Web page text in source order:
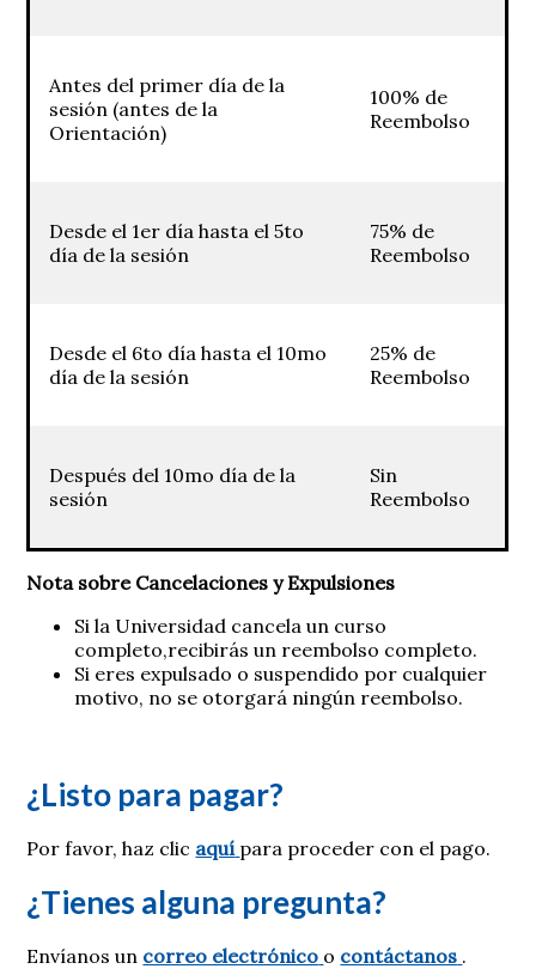
Antes del primer día de la
sesión (antes de la
Orientación)
100% de
Reembolso
Desde el 1er día hasta el 5to
día de la sesión
75% de
Reembolso
Desde el 6to día hasta el 10mo
día de la sesión
25% de
Reembolso
Después del 10mo día de la
sesión
Sin
Reembolso
Nota sobre Cancelaciones y Expulsiones
Si la Universidad cancela un curso
completo,recibirás un reembolso completo.
Si eres expulsado o suspendido por cualquier
motivo, no se otorgará ningún reembolso.
¿Listo para pagar?
Por favor, haz clic aquí para proceder con el pago.
¿Tienes alguna pregunta?
Envíanos un correo electrónico o contáctanos .